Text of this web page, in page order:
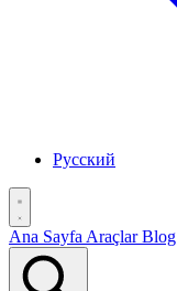
Русский
Ana Sayfa AraçlarBlog